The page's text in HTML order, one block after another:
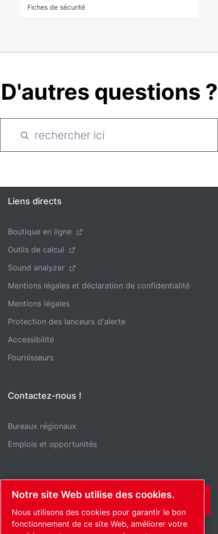
Fiches de sécurité
D'autres questions ?
Liens directs
Boutique en ligne
Outils de calcul
Sound analyzer
Mentions légales et déclaration de confidentialité
Mentions légales
Protection des lanceurs d'alerte
Accessibilité
Fournisseurs
Contactez-nous !
Bureaux régionaux
Emplois et opportunités
CONTACT
Notre site Web utilise des cookies.
Nous utilisons des cookies pour garantir le bon
fonctionnement de ce site Web, améliorer votre